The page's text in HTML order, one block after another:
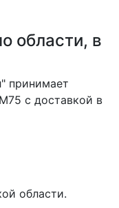
области, в
принимает
с доставкой в
области.